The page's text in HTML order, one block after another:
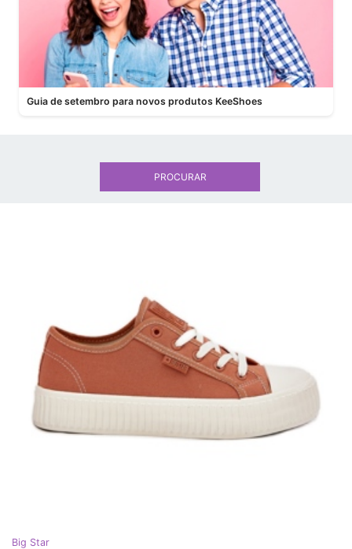
Guia de setembro para novos produtos KeeShoes
Big Star
PROCURAR